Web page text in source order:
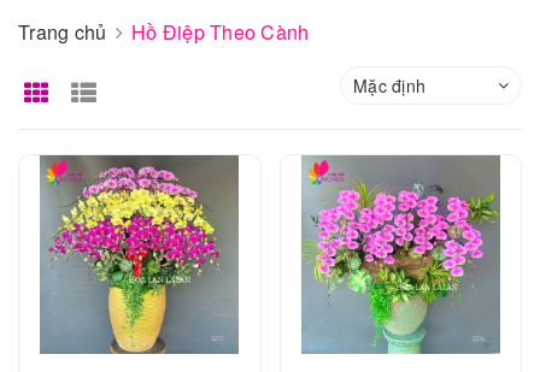
Trang chủ Hồ Điệp Theo Cành
Mặc định